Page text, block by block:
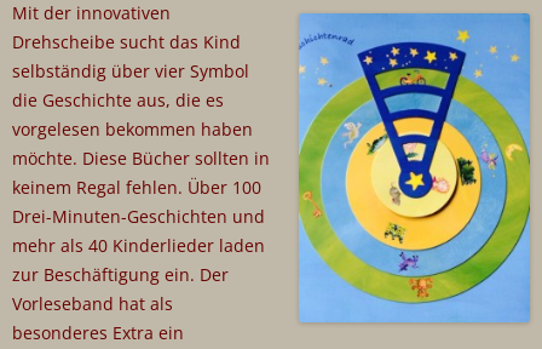
Mit der innovativen
Drehscheibe sucht das Kind
selbständig über vier Symbol
die Geschichte aus, die es
vorgelesen bekommen haben
möchte. Diese Bücher sollten in
keinem Regal fehlen. Über 100
Drei-Minuten-Geschichten und
mehr als 40 Kinderlieder laden
zur Beschäftigung ein. Der
Vorleseband hat als
besonderes Extra ein